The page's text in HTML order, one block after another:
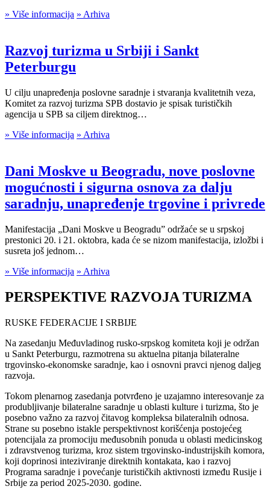
» Više informacija » Arhiva
Razvoj turizma u Srbiji i Sankt
Peterburgu
U cilju unapređenja poslovne saradnje i stvaranja kvalitetnih veza,
Komitet za razvoj turizma SPB dostavio je spisak turističkih
agencija u SPB sa ciljem direktnog…
» Više informacija » Arhiva
Dani Moskve u Beogradu, nove poslovne
mogućnosti i sigurna osnova za dalju
saradnju, unapređenje trgovine i privrede
Manifestacija „Dani Moskve u Beogradu” održaće se u srpskoj
prestonici 20. i 21. oktobra, kada će se nizom manifestacija, izložbi i
susreta još jednom…
» Više informacija » Arhiva
PERSPEKTIVE RAZVOJA TURIZMA
RUSKE FEDERACIJE I SRBIJE
Na zasedanju Međuvladinog rusko-srpskog komiteta koji je održan
u Sankt Peterburgu, razmotrena su aktuelna pitanja bilateralne
trgovinsko-ekonomske saradnje, kao i osnovni pravci njenog daljeg
razvoja.
Tokom plenarnog zasedanja potvrđeno je uzajamno interesovanje za
produbljivanje bilateralne saradnje u oblasti kulture i turizma, što je
posebno važno za razvoj čitavog kompleksa bilateralnih odnosa.
Strane su posebno istakle perspektivnost korišćenja postojećeg
potencijala za promociju međusobnih ponuda u oblasti medicinskog
i zdravstvenog turizma, kroz sistem trgovinsko-industrijskih komora,
koji doprinosi inteziviranje direktnih kontakata, kao i razvoj
Programa saradnje i povećanje turističkih aktivnosti između Rusije i
Srbije za period 2025-2030. godine.